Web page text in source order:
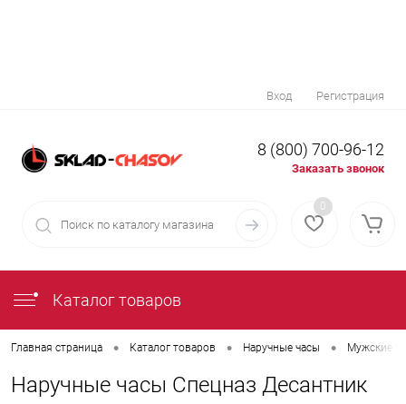
Вход Регистрация
8 (800) 700-96-12
Заказать звонок
0
Каталог товаров
Главная страница • Каталог товаров • Наручные часы • Мужские
Наручные часы Спецназ Десантник